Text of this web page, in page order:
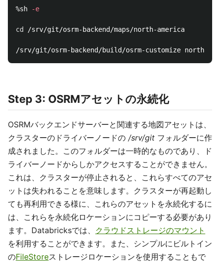
%sh -e
cd /srv/git/osrm-backend/maps/north-america
Step 3: OSRMアセットの永続化
OSRMバックエンドサーバーと関連する地図アセットは、
クラスターのドライバーノードの /srv/git フォルダーに作
成されました。このフォルダーは一時的なものであり、ド
ライバーノードからしかアクセスすることができません。
これは、クラスターが停止されると、これらすべてのアセ
ットは失われることを意味します。クラスターが再起動し
ても再利用できる様に、これらのアセットを永続化するに
は、これらを永続化ロケーションにコピーする必要があり
ます。Databricksでは、 クラウドストレージのマウント
を利用することができます。また、シンプルにビルトイン
のFileStoreストレージロケーションを使用することもで